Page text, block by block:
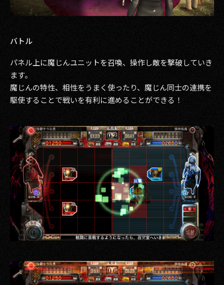
バトル
パネル上に魔じんユニットを召喚、操作し敵を撃破していき
ます。
魔じんの特性、相性をうまく使ったり、魔じん同士の連携を
駆使することで戦いを有利に進めることができる！